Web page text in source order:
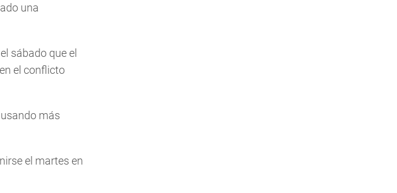
una
sábado que el
el conflicto
más
el martes en